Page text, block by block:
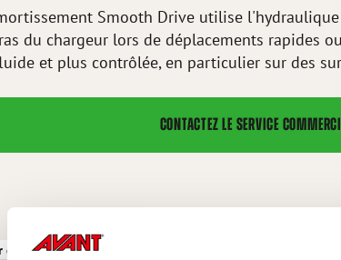
Smooth Drive utilise
du chargeur lors de déplacements rapides
et plus contrôlée, en particulier sur des
CONTACTEZ LE SERVICE
de charge